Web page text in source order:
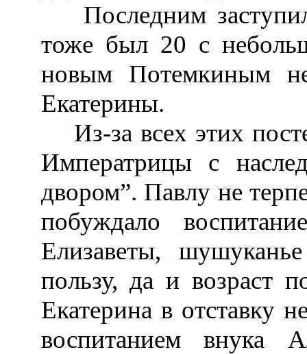
Последним
тоже был 20 с
новым Потемкиным
Екатерины.
Из-за всех этих
Императрицы с
двором”. Павлу не
побуждало
Елизаветы,
пользу, да и возраст
Екатерина в отставку
воспитанием внука